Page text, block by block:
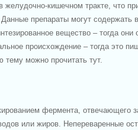
кишечном тракте, что
препараты могут содержать
вещество – тогда они
происхождение – тогда это
можно прочитать тут.
фермента, отвечающего
или жиров. Непереваренные